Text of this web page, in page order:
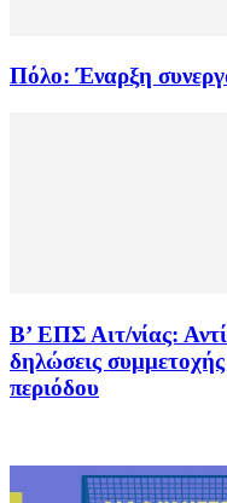
Πόλο: Έναρξη
Β’ ΕΠΣ Αιτ/νίας:
δηλώσεις
περιόδου